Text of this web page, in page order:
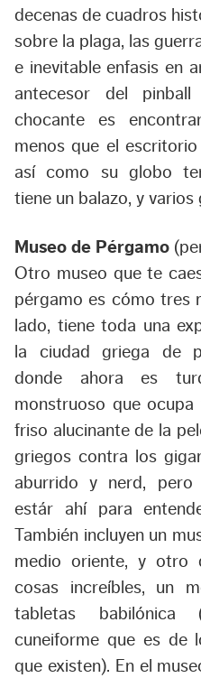
decenas de cuadros
sobre la plaga, las
e inevitable enfasis en
antecesor del
chocante es
menos que el
así como su globo
tiene un balazo, y varios
Museo de Pérgamo
Otro museo que te
pérgamo es cómo tres
lado, tiene toda una
la ciudad griega de
donde ahora es
monstruoso que
friso alucinante de la
griegos contra los
aburrido y nerd, pero
estár ahí para
También incluyen un
medio oriente, y otro
cosas increíbles, un
tabletas babilónica
cuneiforme que es de
que existen). En el